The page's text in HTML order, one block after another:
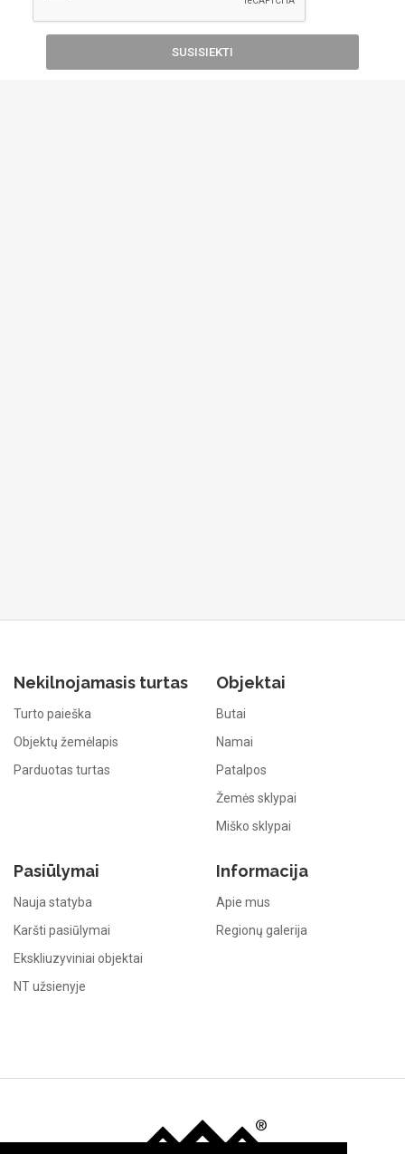
Nekilnojamasis turtas
Turto paieška
Objektų žemėlapis
Parduotas turtas
Objektai
Butai
Namai
Patalpos
Žemės sklypai
Miško sklypai
Pasiūlymai
Nauja statyba
Karšti pasiūlymai
Ekskliuzyviniai objektai
NT užsienyje
Informacija
Apie mus
Regionų galerija
Immo